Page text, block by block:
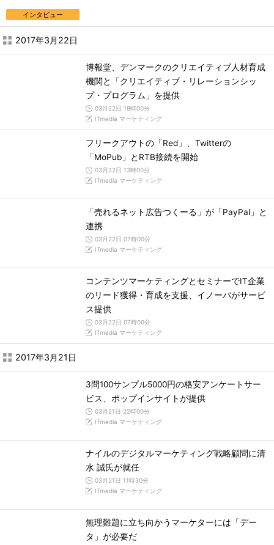
インタビュー
2017年3月22日
博報堂、デンマークのクリエイティブ人材育成
機関と「クリエイティブ・リレーションシッ
プ・プログラム」を提供
03月22日 19時00分
ITmedia マーケティング
フリークアウトの「Red」、Twitterの
「MoPub」とRTB接続を開始
03月22日 13時00分
ITmedia マーケティング
「売れるネット広告つくーる」が「PayPal」と
連携
03月22日 07時00分
ITmedia マーケティング
コンテンツマーケティングとセミナーでIT企業
のリード獲得・育成を支援、イノーバがサービ
ス提供
03月22日 07時00分
ITmedia マーケティング
2017年3月21日
3問100サンプル5000円の格安アンケートサー
ビス、ポップインサイトが提供
03月21日 22時00分
ITmedia マーケティング
ナイルのデジタルマーケティング戦略顧問に清
水 誠氏が就任
03月21日 11時30分
ITmedia マーケティング
無理難題に立ち向かうマーケターには「デー
タ」が必要だ